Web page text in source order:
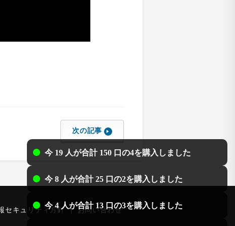
次の記事
セキュリティ方針 お問い合わせ
今 19 人が合計 150 口の4を購入しました
今 8 人が合計 25 口の2を購入しました
今 4 人が合計 13 口の3を購入しました